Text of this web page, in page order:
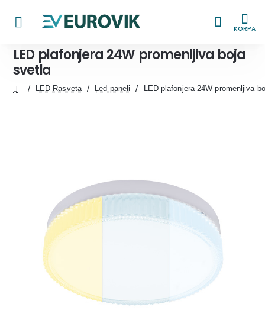
KORPA
LED plafonjera 24W promenljiva boja
svetla
LED Rasveta Led paneli LED plafonjera 24W promenljiva